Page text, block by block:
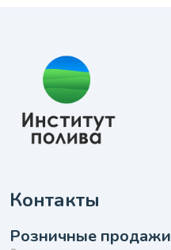
Контакты
Розничные продажи